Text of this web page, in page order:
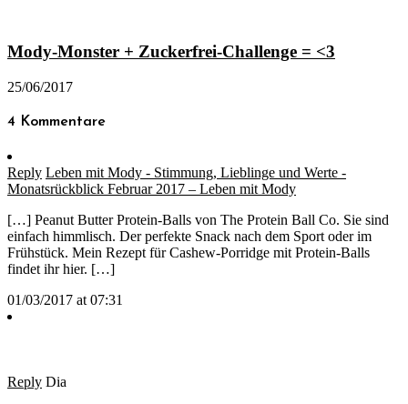
Mody-Monster + Zuckerfrei-Challenge = <3
25/06/2017
4 Kommentare
Reply Leben mit Mody - Stimmung, Lieblinge und Werte -
Monatsrückblick Februar 2017 – Leben mit Mody
[…] Peanut Butter Protein-Balls von The Protein Ball Co. Sie sind
einfach himmlisch. Der perfekte Snack nach dem Sport oder im
Frühstück. Mein Rezept für Cashew-Porridge mit Protein-Balls
findet ihr hier. […]
01/03/2017 at 07:31
Reply Dia